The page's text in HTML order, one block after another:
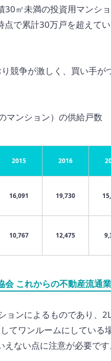
30㎡未満の投資用マンシ
で累計30万戸を超えて
競争が激しく、買い手が
マンション）の供給戸数
2015 2016
16,091 19,730
10,767 12,475
会 これからの不動産流通
ョンによるものであり、
てワンルームにしている
えない点に注意が必要で